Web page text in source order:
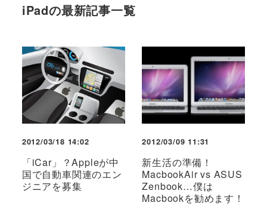
iPadの最新記事一覧
2012/03/18 14:02
「iCar」？Appleが中
国で自動車関連のエン
ジニアを募集
2012/03/09 11:31
新生活の準備！
MacbookAir vs ASUS
Zenbook…僕は
Macbookを勧めます！